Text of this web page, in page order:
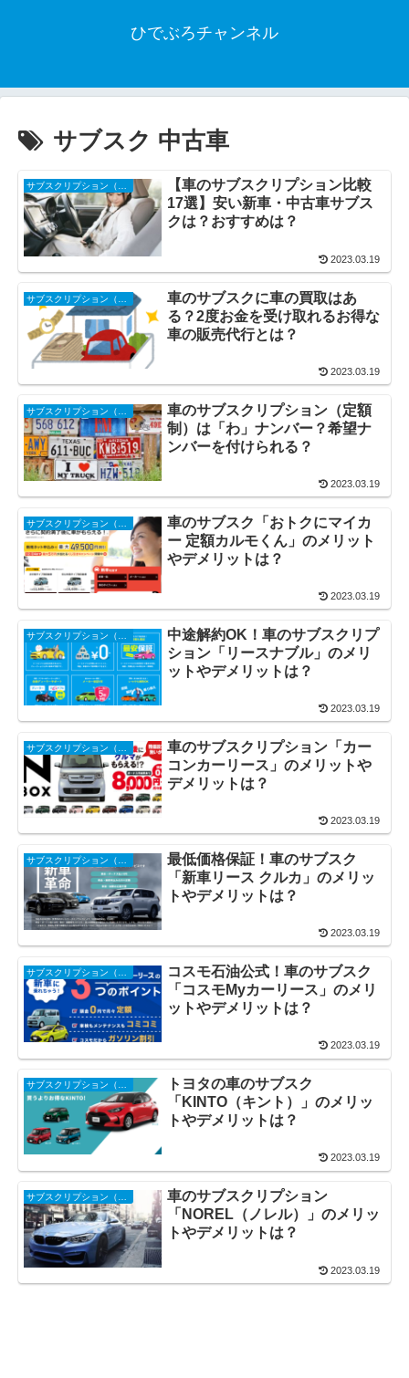
ひでぶろチャンネル
サブスク 中古車
サブスクリプション（サブスク・定額制）
【車のサブスクリプション比較
17選】安い新車・中古車サブス
クは？おすすめは？
2023.03.19
車のサブスクに車の買取はあ
る？2度お金を受け取れるお得な
車の販売代行とは？
2023.03.19
車のサブスクリプション（定額
制）は「わ」ナンバー？希望ナ
ンバーを付けられる？
2023.03.19
車のサブスク「おトクにマイカ
ー 定額カルモくん」のメリット
やデメリットは？
2023.03.19
中途解約OK！車のサブスクリプ
ション「リースナブル」のメリ
ットやデメリットは？
2023.03.19
車のサブスクリプション「カー
コンカーリース」のメリットや
デメリットは？
2023.03.19
最低価格保証！車のサブスク
「新車リース クルカ」のメリッ
トやデメリットは？
2023.03.19
コスモ石油公式！車のサブスク
「コスモMyカーリース」のメリ
ットやデメリットは？
2023.03.19
トヨタの車のサブスク
「KINTO（キント）」のメリッ
トやデメリットは？
2023.03.19
車のサブスクリプション
「NOREL（ノレル）」のメリッ
トやデメリットは？
2023.03.19